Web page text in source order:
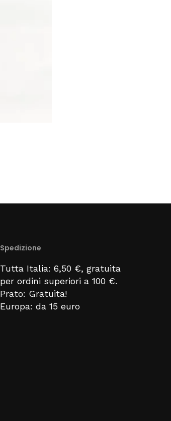
Spedizione
Tutta Italia: 6,50 €, gratuita
per ordini superiori a 100 €.
Prato: Gratuita!
Europa: da 15 euro